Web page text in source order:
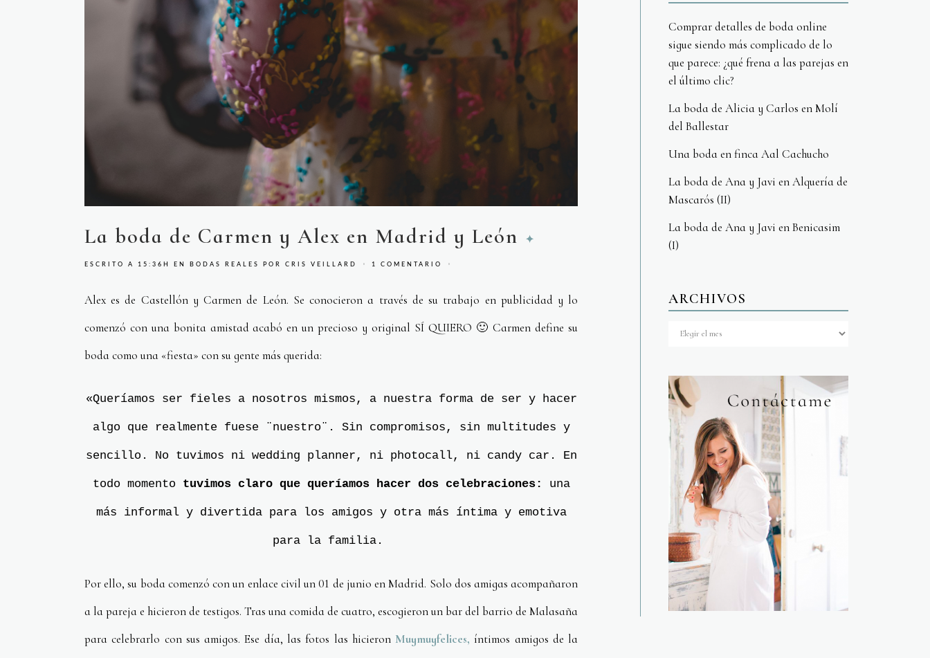
La boda de Carmen y Alex en Madrid y León
ESCRITO A 15:36H EN BODAS REALES POR CRIS VEILLARD 1 COMENTARIO
Alex es de Castellón y Carmen de León. Se conocieron a través de su trabajo en publicidad y lo
comenzó con una bonita amistad acabó en un precioso y original SÍ QUIERO 🙂 Carmen define su
boda como una «fiesta» con su gente más querida:
«Queríamos ser fieles a nosotros mismos, a nuestra forma de ser y hacer
algo que realmente fuese ¨nuestro¨. Sin compromisos, sin multitudes y
sencillo. No tuvimos ni wedding planner, ni photocall, ni candy car. En
todo momento tuvimos claro que queríamos hacer dos celebraciones: una
más informal y divertida para los amigos y otra más íntima y emotiva
para la familia.
Por ello, su boda comenzó con un enlace civil un 01 de junio en Madrid. Solo dos amigas acompañaron
a la pareja e hicieron de testigos. Tras una comida de cuatro, escogieron un bar del barrio de Malasaña
para celebrarlo con sus amigos. Ese día, las fotos las hicieron Muymuyfelices, íntimos amigos de la
Comprar detalles de boda online
sigue siendo más complicado de lo
que parece: ¿qué frena a las parejas en
el último clic?
La boda de Alicia y Carlos en Molí
del Ballestar
Una boda en finca Aal Cachucho
La boda de Ana y Javi en Alquería de
Mascarós (II)
La boda de Ana y Javi en Benicasim
(I)
ARCHIVOS
Archivos